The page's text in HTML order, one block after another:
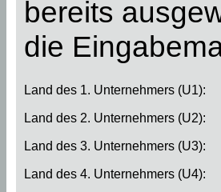
bereits
die
Land des 1. Unternehmers (U1):
Land des 2. Unternehmers (U2):
Land des 3. Unternehmers (U3):
Land des 4. Unternehmers (U4):